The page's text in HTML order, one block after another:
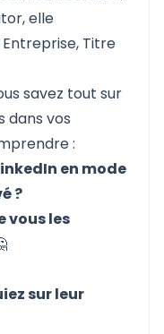
elle
Titre
savez tout sur
dans vos
:
en mode
?
vous les
sur leur